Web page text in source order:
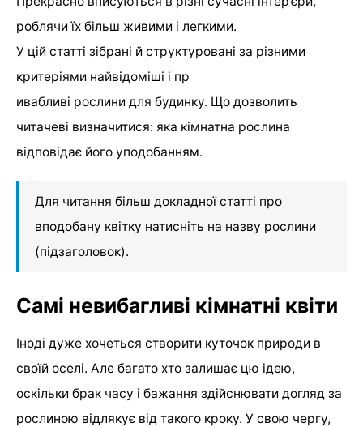
роблячи їх більш живими і легкими.
У цій статті зібрані й структуровані за різними
критеріями найвідоміші і пр
ивабливі рослини для будинку. Що дозволить
читачеві визначитися: яка кімнатна рослина
відповідає його уподобанням.
Для читання більш докладної статті про
вподобану квітку натисніть на назву рослини
(підзаголовок).
Самі невибагливі кімнатні квіти
Іноді дуже хочеться створити куточок природи в
своїй оселі. Але багато хто залишає цю ідею,
оскільки брак часу і бажання здійснювати догляд за
рослиною відлякує від такого кроку. У свою чергу,